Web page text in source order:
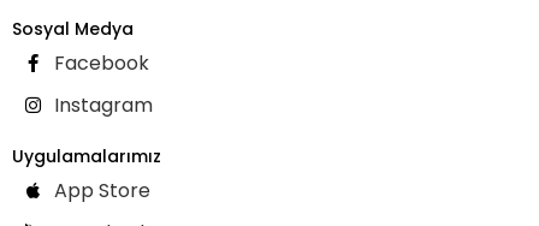
Sosyal Medya
Facebook
Instagram
Uygulamalarımız
App Store